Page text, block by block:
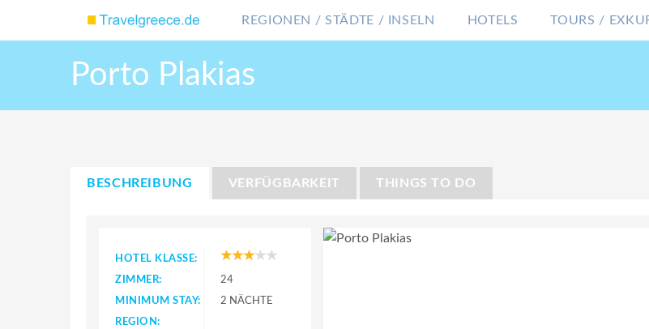
REGIONEN / STÄDTE / INSELN HOTELS TOURS /
Porto Plakias
BESCHREIBUNG VERFÜGBARKEIT THINGS TO DO
HOTEL KLASSE:
ZIMMER:
24
MINIMUM STAY:
2 NÄCHTE
REGION: